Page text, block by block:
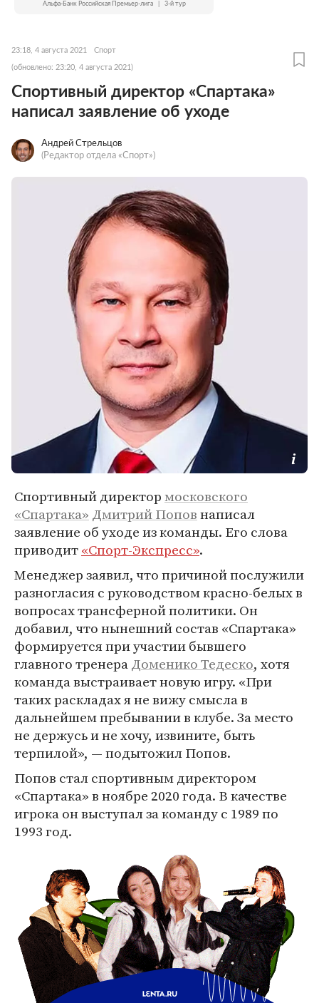
Альфа-Банк Российская Премьер-лига 3-й тур
23:18, 4 августа 2021 Спорт
(обновлено: 23:20, 4 августа 2021)
Спортивный директор «Спартака»
написал заявление об уходе
Андрей Стрельцов
(Редактор отдела «Спорт»)
Спортивный директормосковского
«Спартака» Дмитрий Поповнаписал
заявление об уходе из команды. Его слова
приводит«Спорт-Экспресс».
Менеджер заявил, что причиной послужили
разногласия с руководством красно-белых в
вопросах трансферной политики. Он
добавил, что нынешний состав «Спартака»
формируется при участии бывшего
главного тренераДоменико Тедеско, хотя
команда выстраивает новую игру. «При
таких раскладах я не вижу смысла в
дальнейшем пребывании в клубе. За место
не держусь и не хочу, извините, быть
терпилой», — подытожил Попов.
Попов стал спортивным директором
«Спартака» в ноябре 2020 года. В качестве
игрока он выступал за команду с 1989 по
1993 год.